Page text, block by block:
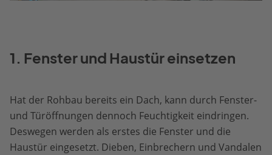
1. Fenster und Haustür einsetzen
Hat der Rohbau bereits ein Dach, kann durch Fenster-
und Türöffnungen dennoch Feuchtigkeit eindringen.
Deswegen werden als erstes die Fenster und die
Haustür eingesetzt. Dieben, Einbrechern und Vandalen